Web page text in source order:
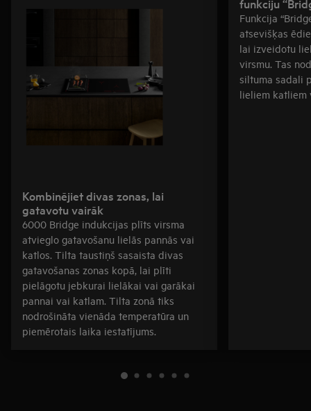
Kombinējiet divas zonas, lai
gatavotu vairāk
6000 Bridge indukcijas plīts virsma
atvieglo gatavošanu lielās pannās vai
katlos. Tilta taustiņš sasaista divas
gatavošanas zonas kopā, lai plīti
pielāgotu jebkurai lielākai vai garākai
pannai vai katlam. Tilta zonā tiks
nodrošināta vienāda temperatūra un
piemērotais laika iestatījums.
Funkcija
atsevišķas
lai izveidotu
virsmu. Tas
siltuma sadali
lieliem katliem